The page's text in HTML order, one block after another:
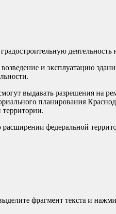
и эксплуатацию
выдавать разрешения
планирования
территории.
расширении федеральной
фрагмент текста и